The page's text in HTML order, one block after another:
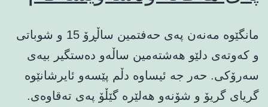
مانگێوه‌ مه‌نه‌ن په‌ی حه‌فتمین ساڵڕۆ 15 و شوباتی
و که‌وته‌ی دلێو هه‌شته‌مین ساڵه‌و ده‌ستگیر بیه‌ی
سه‌رۆکی. حه‌ر جه‌ ئیساوه‌ دڵم پێسه‌و ئایرشانێوه‌
گریای گریۆ و شۆنه‌و هه‌لێره‌ گێڵۆ په‌ی ته‌قاوه‌ی.